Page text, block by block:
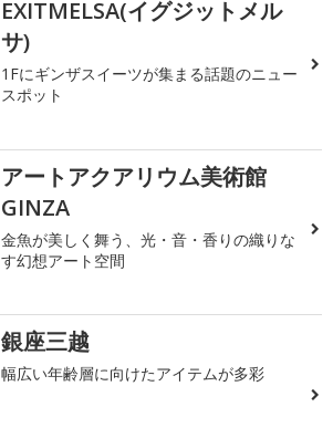
EXITMELSA(イグジットメル
サ)
1Fにギンザスイーツが集まる話題のニュー
スポット
アートアクアリウム美術館
GINZA
金魚が美しく舞う、光・音・香りの織りな
す幻想アート空間
銀座三越
幅広い年齢層に向けたアイテムが多彩